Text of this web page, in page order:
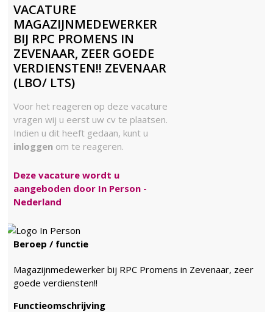
VACATURE
MAGAZIJNMEDEWERKER
BIJ RPC PROMENS IN
ZEVENAAR, ZEER GOEDE
VERDIENSTEN!! ZEVENAAR
(LBO/ LTS)
Voor het reageren op deze vacature
vragen wij u eerst uw cv te plaatsen.
Indien u dit heeft gedaan, kunt u
inloggen om te reageren.
Deze vacature wordt u
aangeboden door In Person -
Nederland
Beroep / functie
Magazijnmedewerker bij RPC Promens in Zevenaar, zeer
goede verdiensten!!
Functieomschrijving